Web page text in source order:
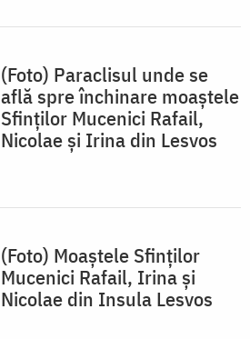
(Foto) Paraclisul unde se
află spre închinare moaștele
Sfinților Mucenici Rafail,
Nicolae și Irina din Lesvos
(Foto) Moaștele Sfinților
Mucenici Rafail, Irina și
Nicolae din Insula Lesvos